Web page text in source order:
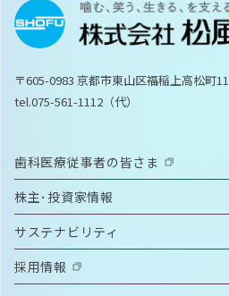
〒605-0983 京都市東山区福稲上高松町11
tel.075-561-1112（代）
歯科医療従事者の皆さま
株主･投資家情報
サステナビリティ
採用情報